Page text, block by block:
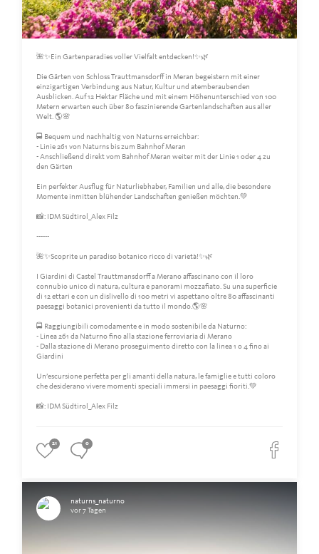
🌺✨Ein Gartenparadies voller Vielfalt entdecken!✨🌿
Die Gärten von Schloss Trauttmansdorff in Meran begeistern mit einer
einzigartigen Verbindung aus Natur, Kultur und atemberaubenden
Ausblicken. Auf 12 Hektar Fläche und mit einem Höhenunterschied von 100
Metern erwarten euch über 80 faszinierende Gartenlandschaften aus aller
Welt. 🌎🌸
🚍 Bequem und nachhaltig von Naturns erreichbar:
- Linie 261 von Naturns bis zum Bahnhof Meran
- Anschließend direkt vom Bahnhof Meran weiter mit der Linie 1 oder 4 zu
den Gärten
Ein perfekter Ausflug für Naturliebhaber, Familien und alle, die besondere
Momente inmitten blühender Landschaften genießen möchten.💚
📸: IDM Südtirol_Alex Filz
------
🌺✨Scoprite un paradiso botanico ricco di varietà!✨🌿
I Giardini di Castel Trauttmansdorff a Merano affascinano con il loro
connubio unico di natura, cultura e panorami mozzafiato. Su una superficie
di 12 ettari e con un dislivello di 100 metri vi aspettano oltre 80 affascinanti
paesaggi botanici provenienti da tutto il mondo.🌎🌸
🚍 Raggiungibili comodamente e in modo sostenibile da Naturno:
- Linea 261 da Naturno fino alla stazione ferroviaria di Merano
- Dalla stazione di Merano proseguimento diretto con la linea 1 o 4 fino ai
Giardini
Un’escursione perfetta per gli amanti della natura, le famiglie e tutti coloro
che desiderano vivere momenti speciali immersi in paesaggi fioriti.💚
📸: IDM Südtirol_Alex Filz
21 0
naturns_naturno
vor 7 Tagen